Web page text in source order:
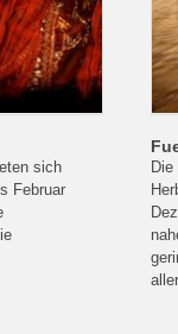
sich
Februar